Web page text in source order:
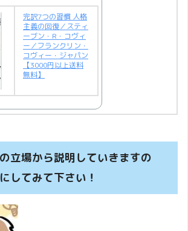
完訳7つの習慣 人格
主義の回復／スティ
ーブン・R・コヴィ
ー／フランクリン・
コヴィー・ジャパン
【3000円以上送料
無料】
立場から説明していきますの
してみて下さい！